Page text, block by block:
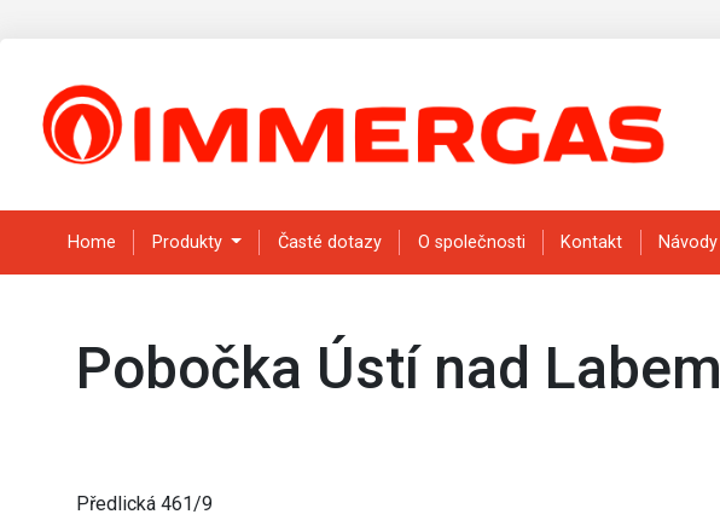
Home Produkty Časté dotazy O společnosti Kontakt Návody
Pobočka Ústí nad Labem
Předlická 461/9